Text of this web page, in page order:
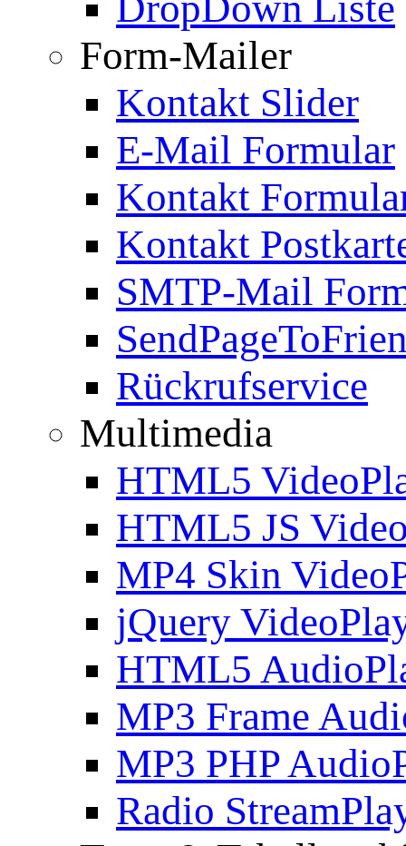
Form-Mailer
Kontakt Slider
E-Mail Formular
Kontakt
Kontakt
SMTP-Mail
Rückrufservice
Multimedia
HTML5
HTML5 JS
MP4 Skin
jQuery
HTML5
MP3 Frame
MP3 PHP
Radio